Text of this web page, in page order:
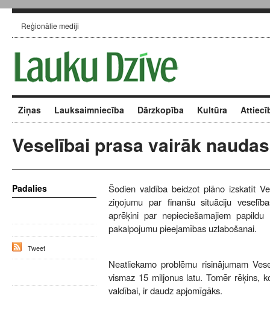
Reģionālie mediji
Ziņas Lauksaimniecība Dārzkopība Kultūra
Veselībai prasa vairāk naudas
Šodien valdība beidzot plāno izskatīt
ziņojumu par finanšu situāciju
aprēķini par nepieciešamajiem
pakalpojumu pieejamības uzlabošanai.
Neatliekamo problēmu risinājumam
vismaz 15 miljonus latu. Tomēr rēķins,
valdībai, ir daudz apjomīgāks.
Padalies
Tweet